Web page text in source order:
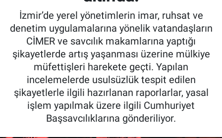
İzmir’de yerel yönetimlerin imar, ruhsat ve
denetim uygulamalarına yönelik vatandaşların
CİMER ve savcılık makamlarına yaptığı
şikayetlerde artış yaşanması üzerine mülkiye
müfettişleri harekete geçti. Yapılan
incelemelerde usulsüzlük tespit edilen
şikayetlerle ilgili hazırlanan raporlarlar, yasal
işlem yapılmak üzere ilgili Cumhuriyet
Başsavcılıklarına gönderiliyor.
Tüm Manşetler
Son Dakika Haberleri
Haber Arşivi